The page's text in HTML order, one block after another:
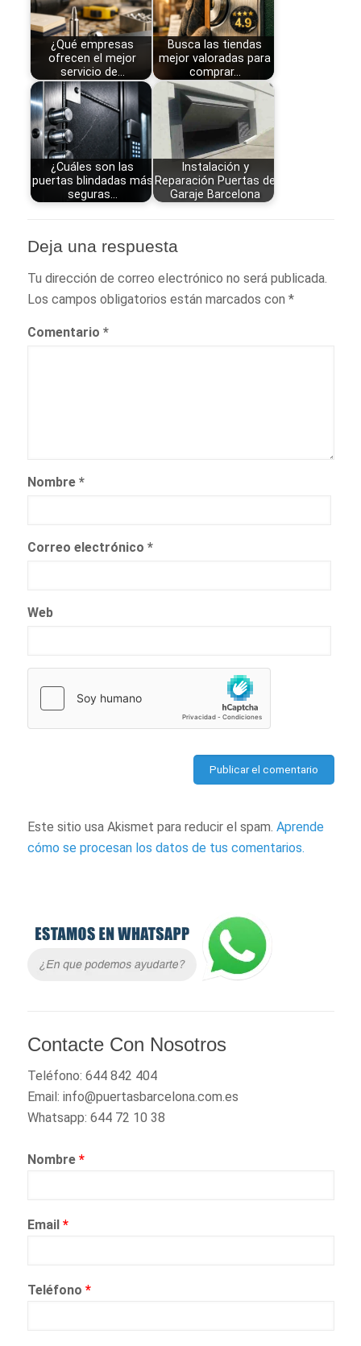
¿Qué empresas
ofrecen el mejor
servicio de…
Busca las tiendas
mejor valoradas para
comprar…
¿Cuáles son las
puertas blindadas más
seguras…
Instalación y
Reparación Puertas de
Garaje Barcelona
Deja una respuesta
Tu dirección de correo electrónico no será publicada.
Los campos obligatorios están marcados con *
Comentario *
Nombre *
Correo electrónico *
Web
Este sitio usa Akismet para reducir el spam. Aprende
cómo se procesan los datos de tus comentarios.
Contacte Con Nosotros
Teléfono: 644 842 404
Email: info@puertasbarcelona.com.es
Whatsapp: 644 72 10 38
Nombre *
Email *
Teléfono *